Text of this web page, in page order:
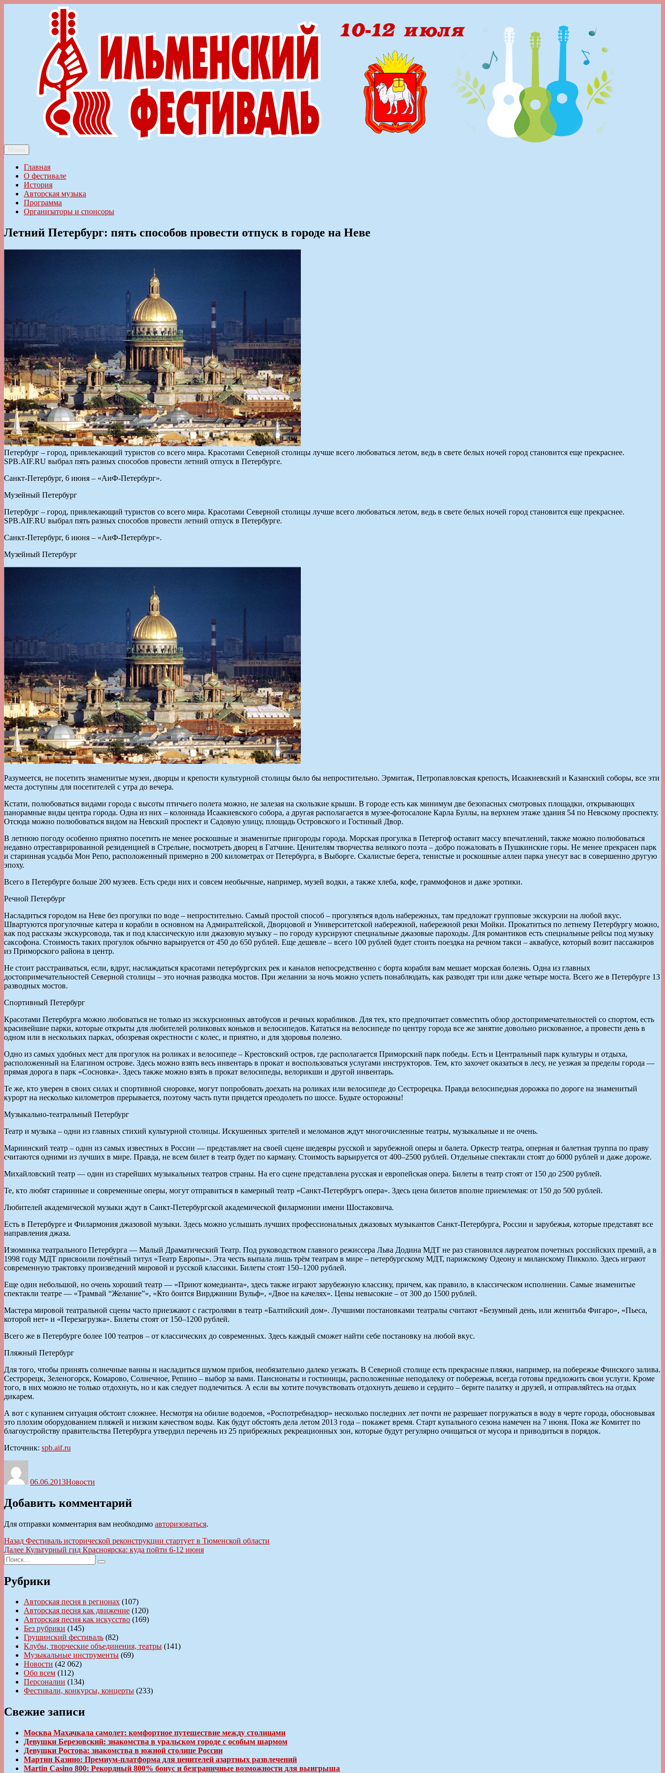
содержимому
Ильменский фестиваль авторской песни
Меню
Главная
О фестивале
История
Авторская музыка
Программа
Организаторы и спонсоры
Летний Петербург: пять способов провести отпуск в городе на Неве
Петербург – город, привлекающий туристов со всего мира. Красотами Северной столицы лучше всего любоваться летом, ведь в свете белых ночей город становится еще прекраснее.
SPB.AIF.RU выбрал пять разных способов провести летний отпуск в Петербурге.
Санкт-Петербург, 6 июня – «АиФ-Петербург».
Музейный Петербург
Петербург – город, привлекающий туристов со всего мира. Красотами Северной столицы лучше всего любоваться летом, ведь в свете белых ночей город становится еще прекраснее.
SPB.AIF.RU выбрал пять разных способов провести летний отпуск в Петербурге.
Санкт-Петербург, 6 июня – «АиФ-Петербург».
Музейный Петербург
Разумеется, не посетить знаменитые музеи, дворцы и крепости культурной столицы было бы непростительно. Эрмитаж, Петропавловская крепость, Исаакиевский и Казанский соборы, все эти
места доступны для посетителей с утра до вечера.
Кстати, полюбоваться видами города с высоты птичьего полета можно, не залезая на скользкие крыши. В городе есть как минимум две безопасных смотровых площадки, открывающих
панорамные виды центра города. Одна из них – колоннада Исаакиевского собора, а другая располагается в музее-фотосалоне Карла Буллы, на верхнем этаже здания 54 по Невскому проспекту.
Отсюда можно полюбоваться видом на Невский проспект и Садовую улицу, площадь Островского и Гостиный Двор.
В летнюю погоду особенно приятно посетить не менее роскошные и знаменитые пригороды города. Морская прогулка в Петергоф оставит массу впечатлений, также можно полюбоваться
недавно отреставрированной резиденцией в Стрельне, посмотреть дворец в Гатчине. Ценителям творчества великого поэта – добро пожаловать в Пушкинские горы. Не менее прекрасен парк
и старинная усадьба Мон Репо, расположенный примерно в 200 километрах от Петербурга, в Выборге. Скалистые берега, тенистые и роскошные аллеи парка унесут вас в совершенно другую
эпоху.
Всего в Петербурге больше 200 музеев. Есть среди них и совсем необычные, например, музей водки, а также хлеба, кофе, граммофонов и даже эротики.
Речной Петербург
Насладиться городом на Неве без прогулки по воде – непростительно. Самый простой способ – прогуляться вдоль набережных, там предложат групповые экскурсии на любой вкус.
Швартуются прогулочные катера и корабли в основном на Адмиралтейской, Дворцовой и Университетской набережной, набережной реки Мойки. Прокатиться по летнему Петербургу можно,
как под рассказы экскурсовода, так и под классическую или джазовую музыку – по городу курсируют специальные джазовые пароходы. Для романтиков есть специальные рейсы под музыку
саксофона. Стоимость таких прогулок обычно варьируется от 450 до 650 рублей. Еще дешевле – всего 100 рублей будет стоить поездка на речном такси – аквабусе, который возит пассажиров
из Приморского района в центр.
Не стоит расстраиваться, если, вдруг, наслаждаться красотами петербургских рек и каналов непосредственно с борта корабля вам мешает морская болезнь. Одна из главных
достопримечательностей Северной столицы – это ночная разводка мостов. При желании за ночь можно успеть понаблюдать, как разводят три или даже четыре моста. Всего же в Петербурге 13
разводных мостов.
Спортивный Петербург
Красотами Петербурга можно любоваться не только из экскурсионных автобусов и речных корабликов. Для тех, кто предпочитает совместить обзор достопримечательностей со спортом, есть
красивейшие парки, которые открыты для любителей роликовых коньков и велосипедов. Кататься на велосипеде по центру города все же занятие довольно рискованное, а провести день в
одном или в нескольких парках, обозревая окрестности с колес, и приятно, и для здоровья полезно.
Одно из самых удобных мест для прогулок на роликах и велосипеде – Крестовский остров, где располагается Приморский парк победы. Есть и Центральный парк культуры и отдыха,
расположенный на Елагином острове. Здесь можно взять весь инвентарь в прокат и воспользоваться услугами инструкторов. Тем, кто захочет оказаться в лесу, не уезжая за пределы города —
прямая дорога в парк «Сосновка». Здесь также можно взять в прокат велосипеды, велорикши и другой инвентарь.
Те же, кто уверен в своих силах и спортивной сноровке, могут попробовать доехать на роликах или велосипеде до Сестрорецка. Правда велосипедная дорожка по дороге на знаменитый
курорт на несколько километров прерывается, поэтому часть пути придется преодолеть по шоссе. Будьте осторожны!
Музыкально-театральный Петербург
Театр и музыка – одни из главных стихий культурной столицы. Искушенных зрителей и меломанов ждут многочисленные театры, музыкальные и не очень.
Мариинский театр – один из самых известных в России — представляет на своей сцене шедевры русской и зарубежной оперы и балета. Оркестр театра, оперная и балетная труппа по праву
считаются одними из лучших в мире. Правда, не всем билет в театр будет по карману. Стоимость варьируется от 400–2500 рублей. Отдельные спектакли стоят до 6000 рублей и даже дороже.
Михайловский театр — один из старейших музыкальных театров страны. На его сцене представлена русская и европейская опера. Билеты в театр стоят от 150 до 2500 рублей.
Те, кто любят старинные и современные оперы, могут отправиться в камерный театр «Санкт-Петербургъ опера». Здесь цена билетов вполне приемлемая: от 150 до 500 рублей.
Любителей академической музыки ждут в Санкт-Петербургской академической филармонии имени Шостаковича.
Есть в Петербурге и Филармония джазовой музыки. Здесь можно услышать лучших профессиональных джазовых музыкантов Санкт-Петербурга, России и зарубежья, которые представят все
направления джаза.
Изюминка театрального Петербурга — Малый Драматический Театр. Под руководством главного режиссера Льва Додина МДТ не раз становился лауреатом почетных российских премий, а в
1998 году МДТ присвоили почётный титул «Театр Европы». Эта честь выпала лишь трём театрам в мире – петербургскому МДТ, парижскому Одеону и миланскому Пикколо. Здесь играют
современную трактовку произведений мировой и русской классики. Билеты стоят 150–1200 рублей.
Еще один небольшой, но очень хороший театр — «Приют комедианта», здесь также играют зарубежную классику, причем, как правило, в классическом исполнении. Самые знаменитые
спектакли театре — «Трамвай “Желание”», «Кто боится Вирджинии Вульф», «Двое на качелях». Цены невысокие – от 300 до 1500 рублей.
Мастера мировой театральной сцены часто приезжают с гастролями в театр «Балтийский дом». Лучшими постановками театралы считают «Безумный день, или женитьба Фигаро», «Пьеса,
которой нет» и «Перезагрузка». Билеты стоят от 150–1200 рублей.
Всего же в Петербурге более 100 театров – от классических до современных. Здесь каждый сможет найти себе постановку на любой вкус.
Пляжный Петербург
Для того, чтобы принять солнечные ванны и насладиться шумом прибоя, необязательно далеко уезжать. В Северной столице есть прекрасные пляжи, например, на побережье Финского залива.
Сестрорецк, Зеленогорск, Комарово, Солнечное, Репино – выбор за вами. Пансионаты и гостиницы, расположенные неподалеку от побережья, всегда готовы предложить свои услуги. Кроме
того, в них можно не только отдохнуть, но и как следует подлечиться. А если вы хотите почувствовать отдохнуть дешево и сердито – берите палатку и друзей, и отправляйтесь на отдых
дикарем.
А вот с купанием ситуация обстоит сложнее. Несмотря на обилие водоемов, «Роспотребнадзор» несколько последних лет почти не разрешает погружаться в воду в черте города, обосновывая
это плохим оборудованием пляжей и низким качеством воды. Как будут обстоять дела летом 2013 года – покажет время. Старт купального сезона намечен на 7 июня. Пока же Комитет по
благоустройству правительства Петербурга утвердил перечень из 25 прибрежных рекреационных зон, которые будут регулярно очищаться от мусора и приводиться в порядок.
Источник: spb.aif.ru
06.06.2013Новости
Добавить комментарий
Для отправки комментария вам необходимо авторизоваться.
Навигация
по
записям
Назад Предыдущая
запись:
Фестиваль исторической реконструкции стартует в Тюменской области
Далее Следующая
Культурный гид Красноярска: куда пойти 6-12 июня
Искать:
Поиск
Рубрики
Авторская песня в регионах (107)
Авторская песня как движение (120)
Авторская песня как искусство (169)
Без рубрики (145)
Грушинский фестиваль (82)
Клубы, творческие объединения, театры (141)
Музыкальные инструменты (69)
Новости (42 062)
Обо всем (112)
Персоналии (134)
Фестивали, конкурсы, концерты (233)
Свежие записи
Москва Махачкала самолет: комфортное путешествие между столицами
Девушки Березовский: знакомства в уральском городе с особым шармом
Девушки Ростова: знакомства в южной столице России
Мартин Казино: Премиум-платформа для ценителей азартных развлечений
Martin Casino 800: Рекордный 800% бонус и безграничные возможности для выигрыша